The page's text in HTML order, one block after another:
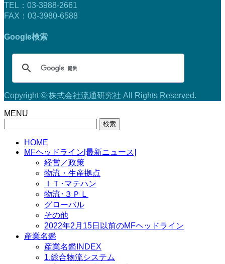
TEL：03-3988-2661
FAX：03-3980-6588
Google検索
Copyright © 株式会社流通研究社 All Rights Reserved.
MENU
HOME
MFヘッドライン[最新ニュース]
経営／政策
物流・生産拠点
ＩＴ･マテハン
物流･３ＰＬ
グローバル
その他
2022年2月15日以前のMFヘッドライン
産業名鑑
産業名鑑INDEX
1.総合物流システム